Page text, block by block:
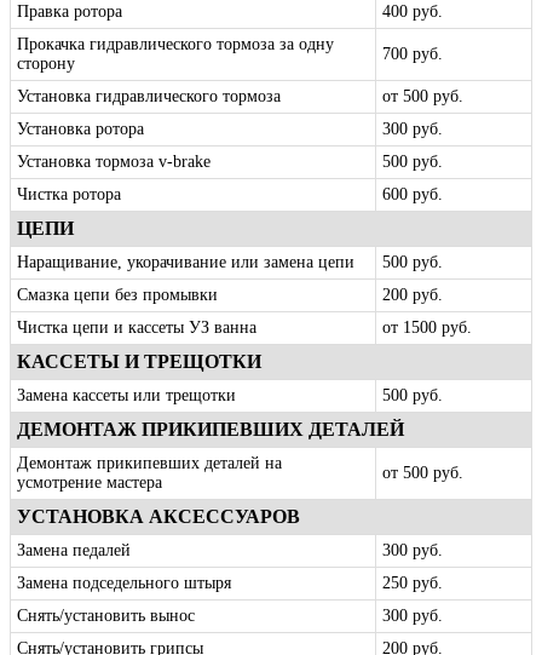
Правка ротора
400 руб.
Прокачка гидравлического тормоза за одну
сторону
700 руб.
Установка гидравлического тормоза
от 500 руб.
Установка ротора
300 руб.
Установка тормоза v-brake
500 руб.
Чистка ротора
600 руб.
ЦЕПИ
Наращивание, укорачивание или замена цепи
500 руб.
Смазка цепи без промывки
200 руб.
Чистка цепи и кассеты УЗ ванна
от 1500 руб.
КАССЕТЫ И ТРЕЩОТКИ
Замена кассеты или трещотки 500 руб.
ДЕМОНТАЖ ПРИКИПЕВШИХ ДЕТАЛЕЙ
Демонтаж прикипевших деталей на
усмотрение мастера
от 500 руб.
УСТАНОВКА АКСЕССУАРОВ
Замена педалей
300 руб.
Замена подседельного штыря
250 руб.
Снять/установить вынос
300 руб.
Снять/установить грипсы
200 руб.